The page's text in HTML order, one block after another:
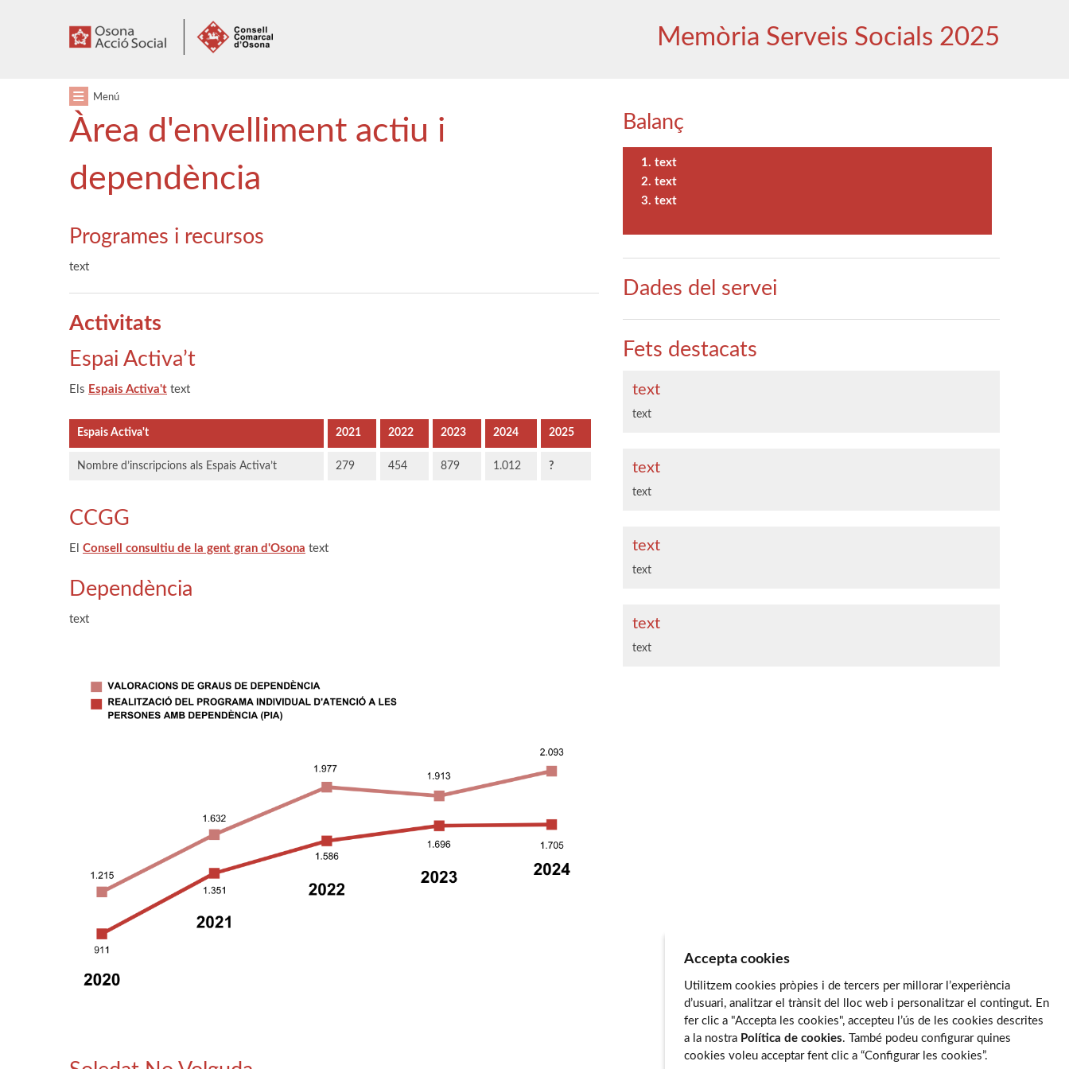
Memòria Serveis Socials 2025
Menú
Àrea d'envelliment actiu i
dependència
Programes i recursos
text
Activitats
Espai Activa’t
Els Espais Activa't text
Espais Activa't 2021 2022 2023 2024 2025
Nombre d’inscripcions als Espais Activa’t 279 454 879 1.012 ?
CCGG
El Consell consultiu de la gent gran d'Osona text
Dependència
text
Balanç
text
text
text
Dades del servei
Fets destacats
text
text
text
text
text
text
text
text
Accepta cookies
Utilitzem cookies pròpies i de tercers per millorar l’experiència
d’usuari, analitzar el trànsit del lloc web i personalitzar el contingut. En
fer clic a "Accepta les cookies", accepteu l’ús de les cookies descrites
a la nostra Política de cookies. També podeu configurar quines
cookies voleu acceptar fent clic a “Configurar les cookies”.